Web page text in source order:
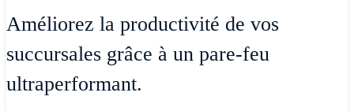
Améliorez la productivité de vos
succursales grâce à un pare-feu
ultraperformant.